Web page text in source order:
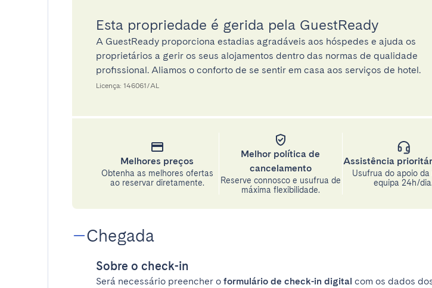
Esta propriedade é gerida pela GuestReady
A GuestReady proporciona estadias agradáveis aos hóspedes e ajuda os
proprietários a gerir os seus alojamentos dentro das normas de qualidade
profissional. Aliamos o conforto de se sentir em casa aos serviços de hotel.
Licença: 146061/AL
Melhores preços
Obtenha as melhores ofertas
ao reservar diretamente.
Melhor política de
cancelamento
Reserve connosco e usufrua de
máxima flexibilidade.
Assistência
Usufrua do apoio da
equipa 24h/dia.
Chegada
Sobre o check-in
Será necessário preencher o formulário de check-in digital com os dados